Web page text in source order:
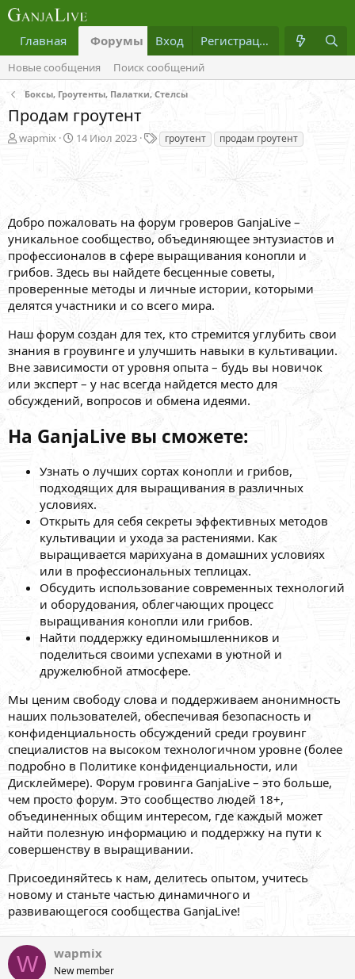
Главная Форумы Что нового? Медиа
Вход Регистрация
Новые сообщения Поиск сообщений
Боксы, Гроутенты, Палатки, Стелсы
Продам гроутент
А
е
м
ы
wapmix
Д
а
ч
а
л
14 Июл 2023
Т
е
гроутент продам гроутент
Добро пожаловать на форум гроверов GanjaLive –
уникальное сообщество, объединяющее энтузиастов и
профессионалов в сфере выращивания конопли и
грибов. Здесь вы найдете бесценные советы,
проверенные методы и личные истории, которыми
делятся участники и со всего мира.
Наш форум создан для тех, кто стремится углубить свои
знания в гроувинге и улучшить навыки в культивации.
Вне зависимости от уровня опыта – будь вы новичок
или эксперт – у нас всегда найдется место для
обсуждений, вопросов и обмена идеями.
На GanjaLive вы сможете:
Узнать о лучших сортах конопли и грибов,
подходящих для выращивания в различных
условиях.
Открыть для себя секреты эффективных методов
культивации и ухода за растениями. Как
выращивается марихуана в домашних условиях
или в профессиональных теплицах.
Обсудить использование современных технологий
и оборудования, облегчающих процесс
выращивания конопли или грибов.
Найти поддержку единомышленников и
поделиться своими успехами в уютной и
дружелюбной атмосфере.
Мы ценим свободу слова и поддерживаем анонимность
наших пользователей, обеспечивая безопасность и
конфиденциальность обсуждений среди гроувинг
специалистов на высоком технологичном уровне (более
подробно в Политике конфиденциальности, или
Дисклеймере). Форум гровинга GanjaLive – это больше,
чем просто форум. Это сообщество людей 18+,
объединенных общим интересом, где каждый может
найти полезную информацию и поддержку на пути к
совершенству в выращивании.
Присоединяйтесь к нам, делитесь опытом, учитесь
новому и станьте частью динамичного и
развивающегося сообщества GanjaLive!
W wapmix
New member